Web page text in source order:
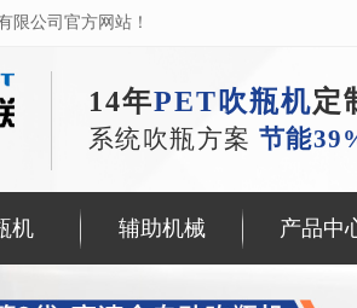
限公司官方网站！
14年PET吹瓶机定
系统吹瓶方案 节能
机 辅助机械 产品中